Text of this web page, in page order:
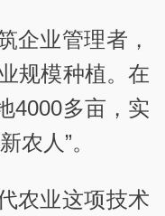
企业管理者，
规模种植。在
4000多亩，实
农人”。
农业这项技术